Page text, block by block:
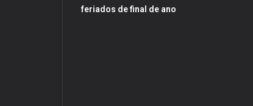
feriados de final de ano